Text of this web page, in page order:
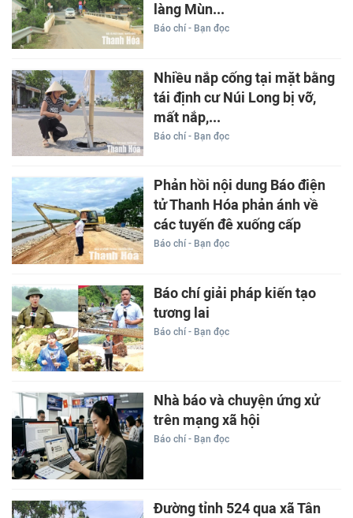
làng Mùn...
Báo chí - Bạn đọc
Nhiều nắp cống tại mặt bằng
tái định cư Núi Long bị vỡ,
mất nắp,...
Báo chí - Bạn đọc
Phản hồi nội dung Báo điện
tử Thanh Hóa phản ánh về
các tuyến đê xuống cấp
Báo chí - Bạn đọc
Báo chí giải pháp kiến tạo
tương lai
Báo chí - Bạn đọc
Nhà báo và chuyện ứng xử
trên mạng xã hội
Báo chí - Bạn đọc
Đường tỉnh 524 qua xã Tân